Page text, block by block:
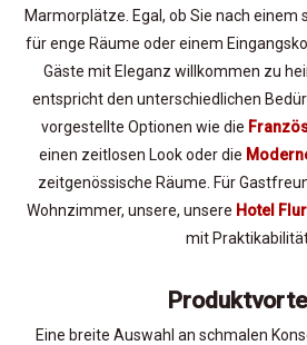
Marmorplätze. Egal, ob Sie nach einem
für enge Räume oder einem
Gäste mit Eleganz willkommen zu
entspricht den unterschiedlichen
vorgestellte Optionen wie die
einen zeitlosen Look oder die
zeitgenössische Räume. Für
Wohnzimmer, unsere, unsere Hotel
mit
Eine breite Auswahl an schmalen